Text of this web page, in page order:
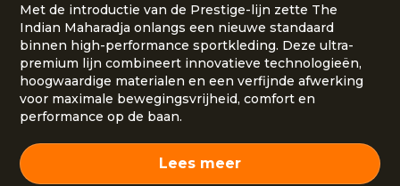
Met de introductie van de Prestige-lijn zette The
Indian Maharadja onlangs een nieuwe standaard
binnen high-performance sportkleding. Deze ultra-
premium lijn combineert innovatieve technologieën,
hoogwaardige materialen en een verfijnde afwerking
voor maximale bewegingsvrijheid, comfort en
performance op de baan.
Lees meer